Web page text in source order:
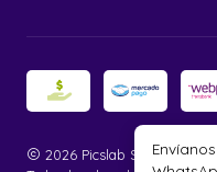
2026 Picslab Store.